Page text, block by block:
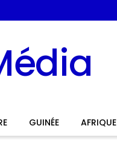
GUINÉE AFRIQUE